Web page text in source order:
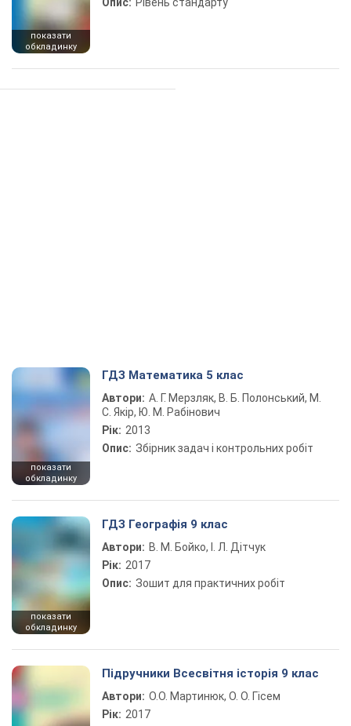
показати
обкладинку
показати
обкладинку
ГДЗ Математика 5 клас
Автори: А. Г. Мерзляк, В. Б. Полонський, М.
С. Якір, Ю. М. Рабінович
Рік: 2013
Опис: Збірник задач і контрольних робіт
показати
обкладинку
ГДЗ Географія 9 клас
Автори: В. М. Бойко, І. Л. Дітчук
Рік: 2017
Опис: Зошит для практичних робіт
Підручники Всесвітня історія 9 клас
Автори: О.О. Мартинюк, О. О. Гісем
Рік: 2017